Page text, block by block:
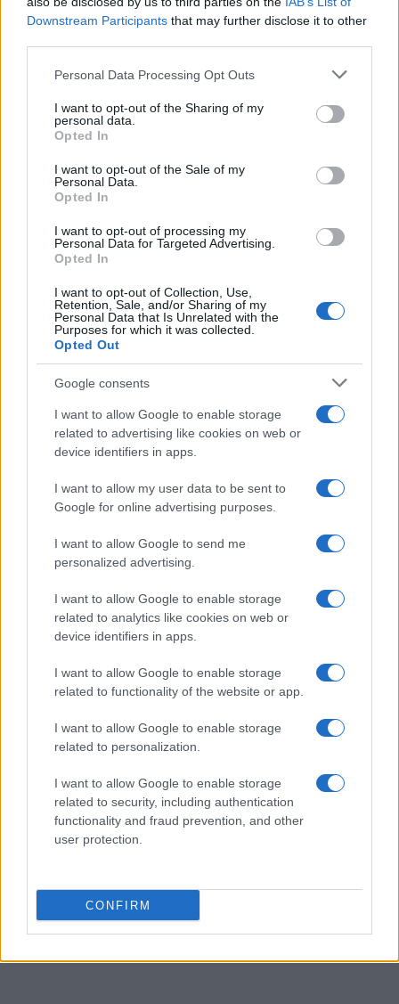
Downstream Participants that may further disclose it to other
Please note that this website/app uses one or more Google
not limited to your visit or usage behaviour. You may click to
grant or deny consent to Google and its third-party tags to
use your data for below specified purposes in below Google
consent section.
Personal Data Processing Opt Outs
I want to opt-out of the Sharing of my
personal data.
Opted In
I want to opt-out of the Sale of my
Personal Data.
Opted In
I want to opt-out of processing my
Personal Data for Targeted Advertising.
Opted In
I want to opt-out of Collection, Use,
Retention, Sale, and/or Sharing of my
Personal Data that Is Unrelated with the
Purposes for which it was collected.
Opted Out
Google consents
I want to allow Google to enable storage
related to advertising like cookies on web or
device identifiers in apps.
I want to allow my user data to be sent to
Google for online advertising purposes.
I want to allow Google to send me
personalized advertising.
I want to allow Google to enable storage
related to analytics like cookies on web or
device identifiers in apps.
I want to allow Google to enable storage
related to functionality of the website or app.
I want to allow Google to enable storage
related to personalization.
I want to allow Google to enable storage
related to security, including authentication
functionality and fraud prevention, and other
user protection.
CONFIRM
tesseramento per la seconda fase
completare l’iscrizione alle competizioni della
seconda fase della stagione 2026-2026 sono attivi i
riferimenti della segreteria tecnica. Per
direzione tecnica
al numero 02 81114509; per
pratiche burocratiche e amministrative la
segreteria sportiva CSI Milano
è raggiungibile
ai numeri 02 81114504/05/06; per questioni
relative al
tesseramentoil recapito è 02 81114501.
Questi canali forniscono indicazioni su
procedure, documentazione richiesta e scadenze
AUTORE
Ilaria Mauri
Ilaria Mauri, bolognese, decise di seguire il
giornalismo sportivo dopo una notte al
Dall'Ara durante una partita decisiva: oggi
commenti. In redazione predilige reportage
sul campo e conserva il biglietto di quella